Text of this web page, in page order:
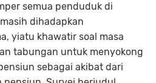
semua penduduk di
dihadapkan
yiatu khawatir soal masa
tabungan untuk menyokong
sebagai akibat dari